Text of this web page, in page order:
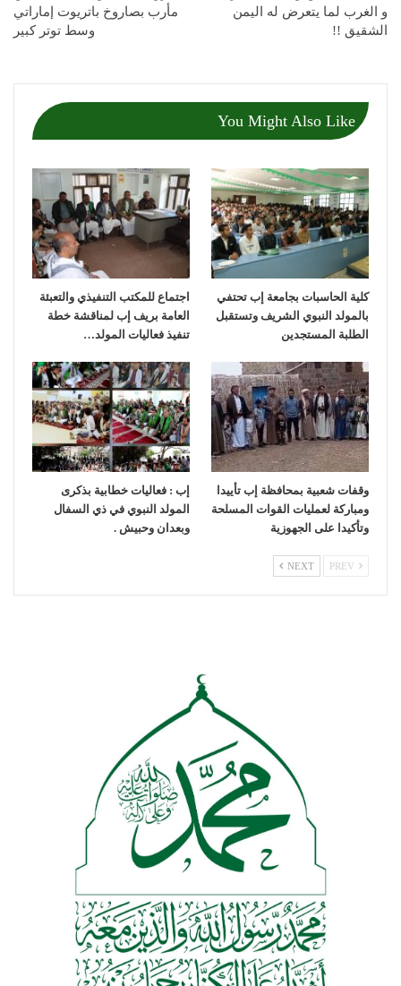
و الغرب لما يتعرض له اليمن
الشقيق !!
مأرب بصاروخ باتريوت إماراتي
وسط توتر كبير
You Might Also Like
كلية الحاسبات بجامعة إب تحتفي
بالمولد النبوي الشريف وتستقبل
الطلبة المستجدين
اجتماع للمكتب التنفيذي والتعبئة
العامة بريف إب لمناقشة خطة
تنفيذ فعاليات المولد…
وقفات شعبية بمحافظة إب تأييدا
ومباركة لعمليات القوات المسلحة
وتأكيدا على الجهوزية
إب : فعاليات خطابية بذكرى
المولد النبوي في ذي السفال
وبعدان وحبيش .
NEXT